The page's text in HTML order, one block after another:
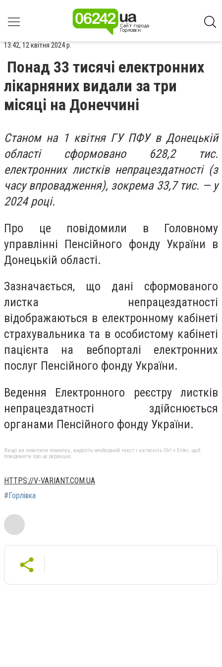
13:42, 12 квітня 2024 р.
Понад 33 тисячі електронних
лікарняних видали за три
місяці на Донеччині
Станом на 1 квітня ГУ ПФУ в Донецькій
області сформовано 628,2 тис.
електронних листків непрацездатності (з
часу впровадження), зокрема 33,7 тис. — у
2024 році.
Про це повідомили в Головному
управлінні Пенсійного фонду України в
Донецькій області.
Зазначається, що дані сформованого
листка непрацездатності
відображаються в електронному кабінеті
страхувальника та в особистому кабінеті
пацієнта на вебпорталі електронних
послуг Пенсійного фонду України.
Ведення Електронного реєстру листків
непрацездатності здійснюється
органами Пенсійного фонду України.
Якщо ви помітили помилку, виділіть необхідний текст і натисніть Ctrl + Enter, щоб
повідомити про це редакцію
HTTPS://V-VARIANT.COM.UA
#Горлівка